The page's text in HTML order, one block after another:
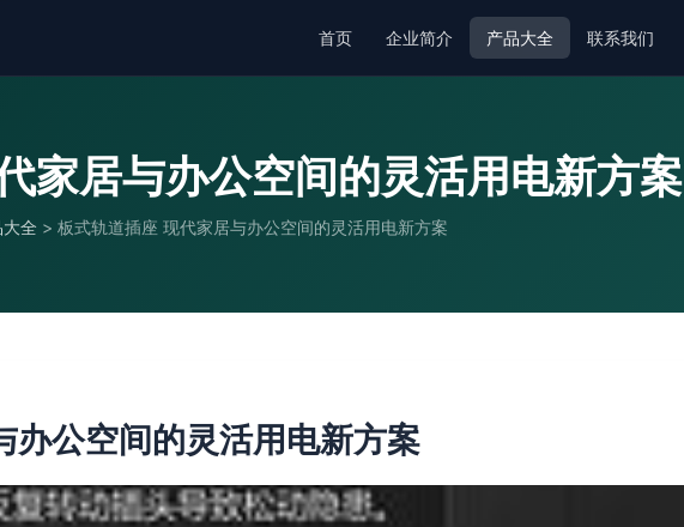
首页 企业简介 产品大全 联系我们
家居与办公空间的灵活用电新方案
全 > 板式轨道插座 现代家居与办公空间的灵活用电新方案
办公空间的灵活用电新方案